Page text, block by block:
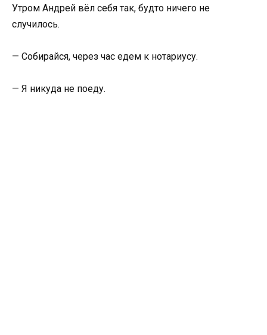
Утром Андрей вёл себя так, будто ничего не
случилось.
— Собирайся, через час едем к нотариусу.
— Я никуда не поеду.